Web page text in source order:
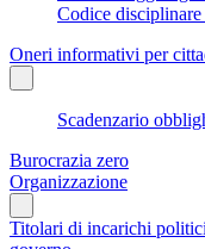
Codice
Oneri informativi per
Scadenzario
Burocrazia zero
Organizzazione
Titolari di incarichi